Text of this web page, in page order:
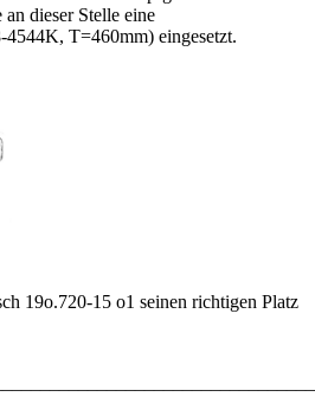
dieser Stelle eine
T=460mm) eingesetzt.
19o.720-15 o1 seinen richtigen Platz